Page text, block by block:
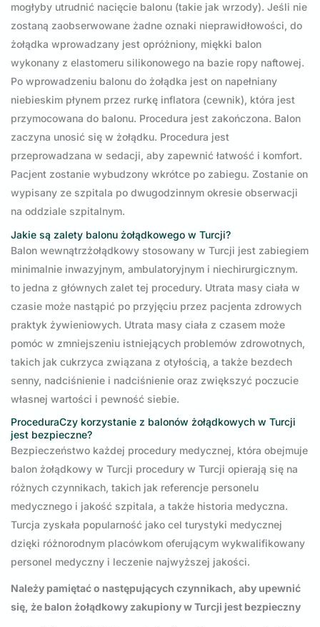
mogłyby utrudnić nacięcie balonu (takie jak wrzody). Jeśli nie
zostaną zaobserwowane żadne oznaki nieprawidłowości, do
żołądka wprowadzany jest opróżniony, miękki balon
wykonany z elastomeru silikonowego na bazie ropy naftowej.
Po wprowadzeniu balonu do żołądka jest on napełniany
niebieskim płynem przez rurkę inflatora (cewnik), która jest
przymocowana do balonu. Procedura jest zakończona. Balon
zaczyna unosić się w żołądku. Procedura jest
przeprowadzana w sedacji, aby zapewnić łatwość i komfort.
Pacjent zostanie wybudzony wkrótce po zabiegu. Zostanie on
wypisany ze szpitala po dwugodzinnym okresie obserwacji
na oddziale szpitalnym.
Jakie są zalety balonu żołądkowego w Turcji?
Balon wewnątrzżołądkowy stosowany w Turcji jest zabiegiem
minimalnie inwazyjnym, ambulatoryjnym i niechirurgicznym.
to jedna z głównych zalet tej procedury. Utrata masy ciała w
czasie może nastąpić po przyjęciu przez pacjenta zdrowych
praktyk żywieniowych. Utrata masy ciała z czasem może
pomóc w zmniejszeniu istniejących problemów zdrowotnych,
takich jak cukrzyca związana z otyłością, a także bezdech
senny, nadciśnienie i nadciśnienie oraz zwiększyć poczucie
własnej wartości i pewność siebie.
ProceduraCzy korzystanie z balonów żołądkowych w Turcji
jest bezpieczne?
Bezpieczeństwo każdej procedury medycznej, która obejmuje
balon żołądkowy w Turcji procedury w Turcji opierają się na
różnych czynnikach, takich jak referencje personelu
medycznego i jakość szpitala, a także historia medyczna.
Turcja zyskała popularność jako cel turystyki medycznej
dzięki różnorodnym placówkom oferującym wykwalifikowany
personel medyczny i leczenie najwyższej jakości.
Należy pamiętać o następujących czynnikach, aby upewnić
się, że balon żołądkowy zakupiony w Turcji jest bezpieczny